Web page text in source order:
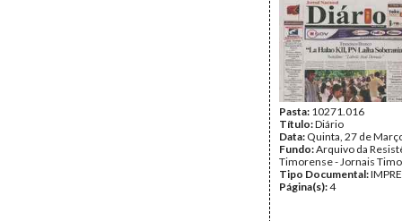
Pasta: 10271.016
Título:Diário
Data: Quinta, 27 de
Fundo:Arquivo da
Timorense - Jornais
Tipo Documental:
Página(s):4